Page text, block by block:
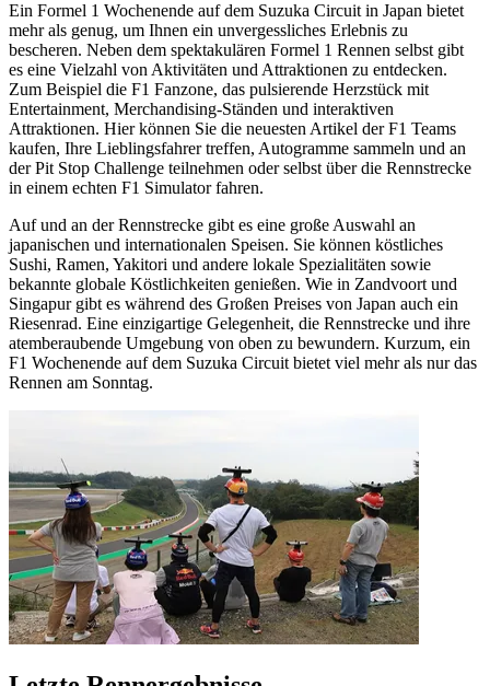
Ein Formel 1 Wochenende auf dem Suzuka Circuit in Japan bietet
mehr als genug, um Ihnen ein unvergessliches Erlebnis zu
bescheren. Neben dem spektakulären Formel 1 Rennen selbst gibt
es eine Vielzahl von Aktivitäten und Attraktionen zu entdecken.
Zum Beispiel die F1 Fanzone, das pulsierende Herzstück mit
Entertainment, Merchandising-Ständen und interaktiven
Attraktionen. Hier können Sie die neuesten Artikel der F1 Teams
kaufen, Ihre Lieblingsfahrer treffen, Autogramme sammeln und an
der Pit Stop Challenge teilnehmen oder selbst über die Rennstrecke
in einem echten F1 Simulator fahren.
Auf und an der Rennstrecke gibt es eine große Auswahl an
japanischen und internationalen Speisen. Sie können köstliches
Sushi, Ramen, Yakitori und andere lokale Spezialitäten sowie
bekannte globale Köstlichkeiten genießen. Wie in Zandvoort und
Singapur gibt es während des Großen Preises von Japan auch ein
Riesenrad. Eine einzigartige Gelegenheit, die Rennstrecke und ihre
atemberaubende Umgebung von oben zu bewundern. Kurzum, ein
F1 Wochenende auf dem Suzuka Circuit bietet viel mehr als nur das
Rennen am Sonntag.